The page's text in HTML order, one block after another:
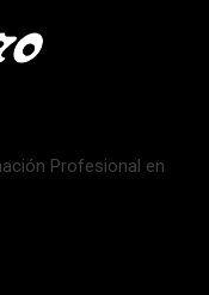
Profesional en